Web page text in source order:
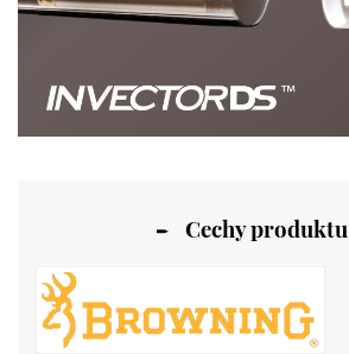
Cechy produktu